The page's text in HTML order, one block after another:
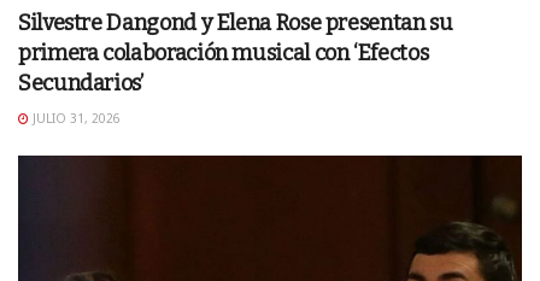
Silvestre Dangond y Elena Rose presentan su
primera colaboración musical con ‘Efectos
Secundarios’
JULIO 31, 2026